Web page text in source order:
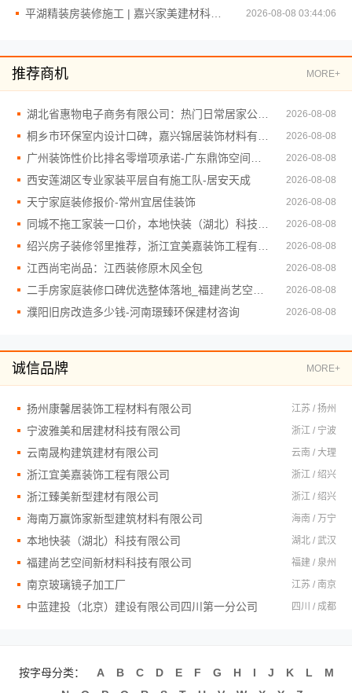
2026-08-08 03:44:06
推荐商机 MORE+
2026-08-08
2026-08-08
2026-08-08
西安莲湖区专业家装平层自有施工队-居安天成 2026-08-08
天宁家庭装修报价-常州宜居佳装饰 2026-08-08
2026-08-08
2026-08-08
江西尚宅尚品：江西装修原木风全包 2026-08-08
2026-08-08
濮阳旧房改造多少钱-河南璟臻环保建材咨询 2026-08-08
诚信品牌 MORE+
扬州康馨居装饰工程材料有限公司 江苏 / 扬州
宁波雅美和居建材科技有限公司 浙江 / 宁波
云南晟构建筑建材有限公司 云南 / 大理
浙江宜美嘉装饰工程有限公司 浙江 / 绍兴
浙江臻美新型建材有限公司 浙江 / 绍兴
海南万赢饰家新型建筑材料有限公司 海南 / 万宁
本地快装（湖北）科技有限公司 湖北 / 武汉
福建尚艺空间新材料科技有限公司 福建 / 泉州
南京玻璃镜子加工厂 江苏 / 南京
中蓝建投（北京）建设有限公司四川第一分公司 四川 / 成都
按字母分类： A B C D E F G H I J K L
M